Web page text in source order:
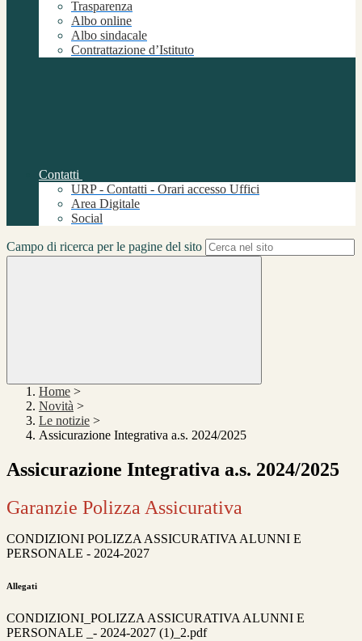
Trasparenza
Albo online
Albo sindacale
Contrattazione d’Istituto
Contatti
URP - Contatti - Orari accesso Uffici
Area Digitale
Social
Campo di ricerca per le pagine del sito
Home >
Novità >
Le notizie >
Assicurazione Integrativa a.s. 2024/2025
Assicurazione Integrativa a.s. 2024/2025
Garanzie Polizza Assicurativa
CONDIZIONI POLIZZA ASSICURATIVA ALUNNI E
PERSONALE - 2024-2027
Allegati
CONDIZIONI_POLIZZA ASSICURATIVA ALUNNI E
PERSONALE _- 2024-2027 (1)_2.pdf